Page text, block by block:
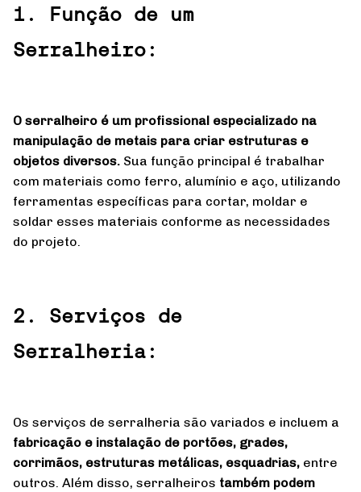
1. Função de um
Serralheiro:
O serralheiro é um profissional especializado na
manipulação de metais para criar estruturas e
objetos diversos. Sua função principal é trabalhar
com materiais como ferro, alumínio e aço, utilizando
ferramentas específicas para cortar, moldar e
soldar esses materiais conforme as necessidades
do projeto.
2. Serviços de
Serralheria:
Os serviços de serralheria são variados e incluem a
fabricação e instalação de portões, grades,
corrimãos, estruturas metálicas, esquadrias, entre
outros. Além disso, serralheiros também podem